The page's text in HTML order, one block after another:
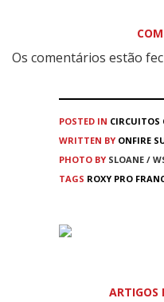
Os comentários estão
POSTED IN CIRCUITOS
WRITTEN BY ONFIRE
PHOTO BY SLOANE /
TAGS ROXY PRO
ARTIGOS